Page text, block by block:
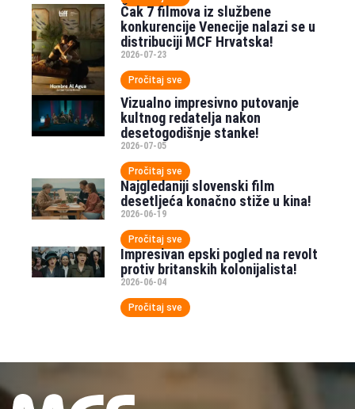
Čak 7 filmova iz službene
konkurencije Venecije nalazi se u
distribuciji MCF Hrvatska!
2026-07-23
Pročitaj sve
Vizualno impresivno putovanje
kultnog redatelja nakon
desetogodišnje stanke!
2026-07-05
Pročitaj sve
Najgledaniji slovenski film
desetljeća konačno stiže u kina!
2026-06-19
Pročitaj sve
Impresivan epski pogled na revolt
protiv britanskih kolonijalista!
2026-06-04
Pročitaj sve